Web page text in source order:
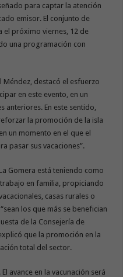
para captar la atención
emisor. El conjunto de
el próximo viernes, 12 de
una programación con
Méndez, destacó el esfuerzo
en este evento, en un
anteriores. En este sentido,
la promoción de la isla
un momento en el que el
pasar sus vacaciones”.
Gomera está teniendo como
en familia, propiciando
casas rurales o
los que más se benefician
de la Consejería de
que la promoción en la
total del sector.
avance en la vacunación será